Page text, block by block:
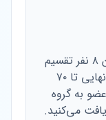
در روش فمیلی، هزینه یک اشتراک بین ۸ نفر تقسیم
می‌شود. این کار باعث می‌شود قیمت نهایی تا ۷۰
به گروه
می‌کنید.